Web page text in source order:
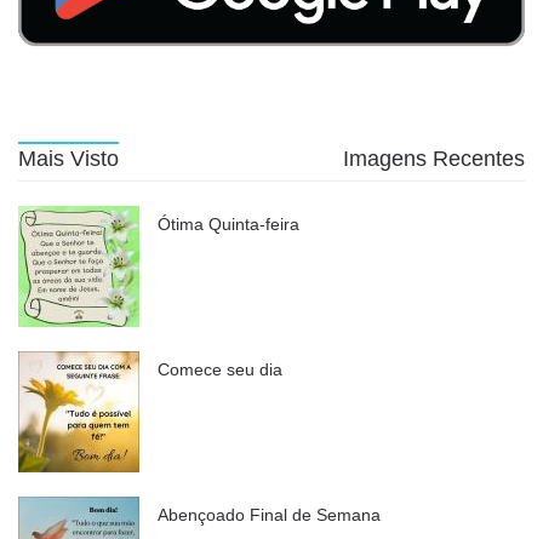
Mais Visto Imagens Recentes
Ótima Quinta-feira
Comece seu dia
Abençoado Final de Semana